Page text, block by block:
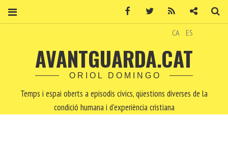
CA ES
AVANTGUARDA.CAT
ORIOL DOMINGO
Temps i espai oberts a episodis cívics, qüestions diverses de la
condició humana i d'experiència cristiana
Facebook Twitter Contacte